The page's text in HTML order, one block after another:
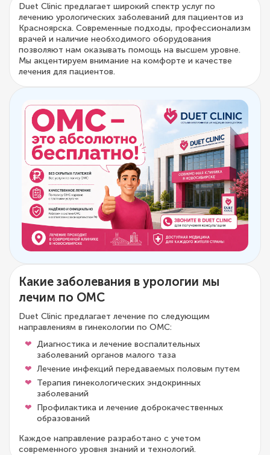
Duet Clinic предлагает широкий спектр услуг по
лечению урологических заболеваний для пациентов из
Красноярска. Современные подходы, профессионализм
врачей и наличие необходимого оборудования
позволяют нам оказывать помощь на высшем уровне.
Мы акцентируем внимание на комфорте и качестве
лечения для пациентов.
Какие заболевания в урологии мы
лечим по ОМС
Duet Clinic предлагает лечение по следующим
направлениям в гинекологии по ОМС:
Диагностика и лечение воспалительных
заболеваний органов малого таза
Лечение инфекций передаваемых половым путем
Терапия гинекологических эндокринных
заболеваний
Профилактика и лечение доброкачественных
образований
Каждое направление разработано с учетом
современного уровня знаний и технологий.